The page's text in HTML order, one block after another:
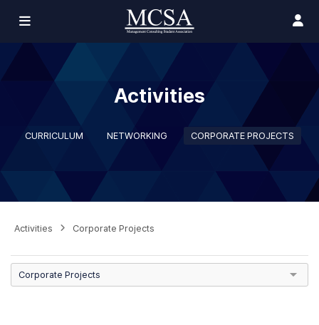
Activities
CURRICULUM NETWORKING CORPORATE PROJECTS
Activities Corporate Projects
Corporate Projects